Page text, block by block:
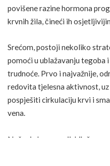
povišene razine hormona
krvnih žila, čineći ih
Srećom, postoji nekoliko
pomoći u ublažavanju tegoba
trudnoće. Prvo i najvažnije,
redovita tjelesna aktivnost,
pospješiti cirkulaciju krvi i
vena.
Nošenje kompresijskih